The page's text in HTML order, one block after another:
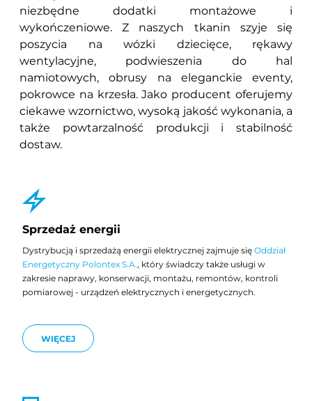
niezbędne dodatki montażowe i
wykończeniowe. Z naszych tkanin szyje się
poszycia na wózki dziecięce, rękawy
wentylacyjne, podwieszenia do hal
namiotowych, obrusy na eleganckie eventy,
pokrowce na krzesła. Jako producent oferujemy
ciekawe wzornictwo, wysoką jakość wykonania, a
także powtarzalność produkcji i stabilność
dostaw.
Sprzedaż energii
Dystrybucją i sprzedażą energii elektrycznej zajmuje się Oddział
Energetyczny Polontex S.A., który świadczy także usługi w
zakresie naprawy, konserwacji, montażu, remontów, kontroli
pomiarowej - urządzeń elektrycznych i energetycznych.
WIĘCEJ